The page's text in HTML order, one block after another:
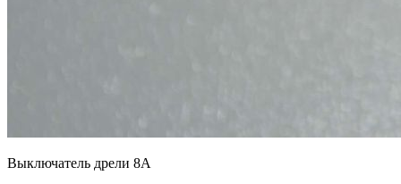
Выключатель дрели 8A